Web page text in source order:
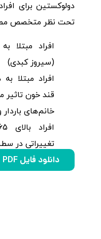
دولوکستین برای
تحت نظر متخصص
افراد مبتلا
(سیروز کبدی)
افراد مبتلا
قند خون تاثیر
خانم‌های
تغییراتی در
دانلود فایل PDF